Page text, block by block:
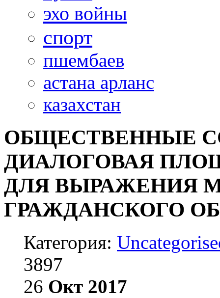
эхо войны
спорт
пшембаев
астана арланс
казахстан
ОБЩЕСТВЕННЫЕ
ДИАЛОГОВАЯ
ДЛЯ ВЫРАЖЕНИЯ
ГРАЖДАНСКОГО
Категория:
3897
26 Окт 2017